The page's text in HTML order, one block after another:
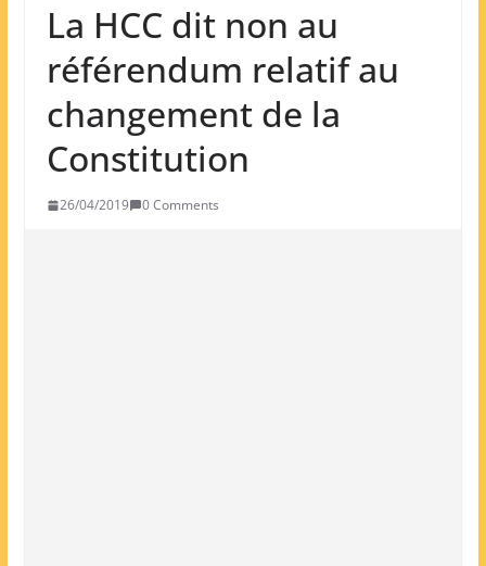
La HCC dit non au
référendum relatif au
changement de la
Constitution
26/04/2019 0 Comments